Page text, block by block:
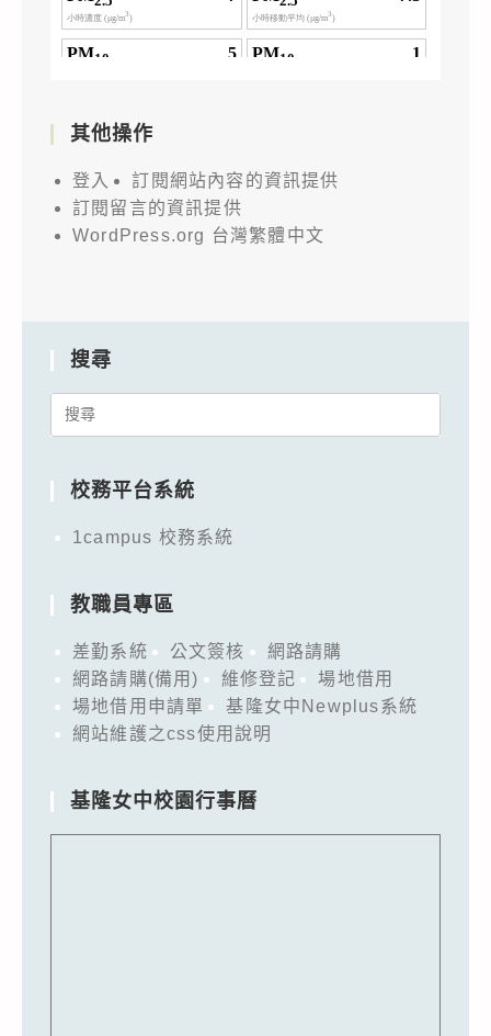
其他操作
登入
訂閱網站內容的資訊提供
訂閱留言的資訊提供
WordPress.org 台灣繁體中文
搜尋
Search
校務平台系統
1campus 校務系統
教職員專區
差勤系統 公文簽核
網路請購
網路請購(備用)
維修登記
場地借用
場地借用申請單
基隆女中Newplus系統
網站維護之css使用說明
基隆女中校園行事曆